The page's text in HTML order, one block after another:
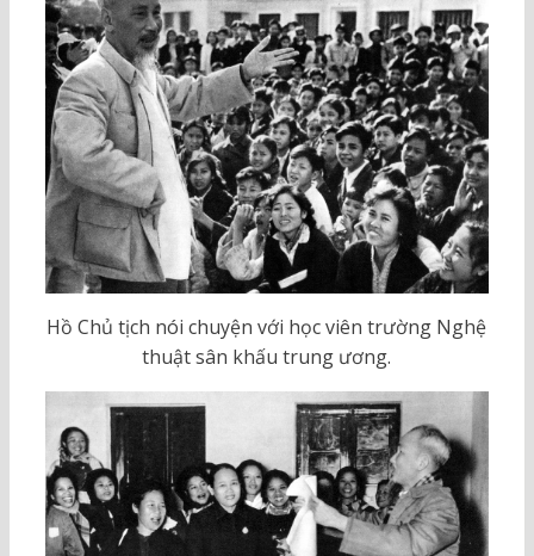
Hồ Chủ tịch nói chuyện với học viên trường Nghệ
thuật sân khấu trung ương.